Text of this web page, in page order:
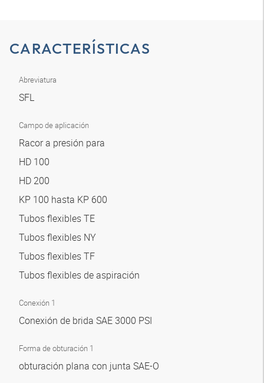
CARACTERÍSTICAS
Abreviatura
SFL
Campo de aplicación
Racor a presión para
HD 100
HD 200
KP 100 hasta KP 600
Tubos flexibles TE
Tubos flexibles NY
Tubos flexibles TF
Tubos flexibles de aspiración
Conexión 1
Conexión de brida SAE 3000 PSI
Forma de obturación 1
obturación plana con junta SAE-O